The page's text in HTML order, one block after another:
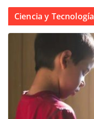
Ciencia y Tecnología